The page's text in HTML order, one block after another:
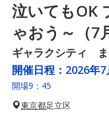
泣いてもOK
ゃおう～（7
ギャラクシティ ま
開催日程： 2026年
開場9：45
東京都足立区